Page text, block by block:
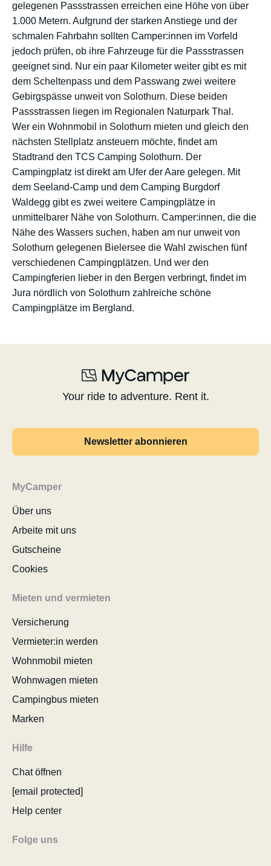
gelegenen Passstrassen erreichen eine Höhe von über
1.000 Metern. Aufgrund der starken Anstiege und der
schmalen Fahrbahn sollten Camper:innen im Vorfeld
jedoch prüfen, ob ihre Fahrzeuge für die Passstrassen
geeignet sind. Nur ein paar Kilometer weiter gibt es mit
dem Scheltenpass und dem Passwang zwei weitere
Gebirgspässe unweit von Solothurn. Diese beiden
Passstrassen liegen im Regionalen Naturpark Thal.
Wer ein Wohnmobil in Solothurn mieten und gleich den
nächsten Stellplatz ansteuern möchte, findet am
Stadtrand den TCS Camping Solothurn. Der
Campingplatz ist direkt am Ufer der Aare gelegen. Mit
dem Seeland-Camp und dem Camping Burgdorf
Waldegg gibt es zwei weitere Campingplätze in
unmittelbarer Nähe von Solothurn. Camper:innen, die die
Nähe des Wassers suchen, haben am nur unweit von
Solothurn gelegenen Bielersee die Wahl zwischen fünf
verschiedenen Campingplätzen. Und wer den
Campingferien lieber in den Bergen verbringt, findet im
Jura nördlich von Solothurn zahlreiche schöne
Campingplätze im Bergland.
Your ride to adventure. Rent it.
Newsletter abonnieren
MyCamper
Über uns
Arbeite mit uns
Gutscheine
Cookies
Mieten und vermieten
Versicherung
Vermieter:in werden
Wohnmobil mieten
Wohnwagen mieten
Campingbus mieten
Marken
Hilfe
Chat öffnen
[email protected]
Help center
Folge uns